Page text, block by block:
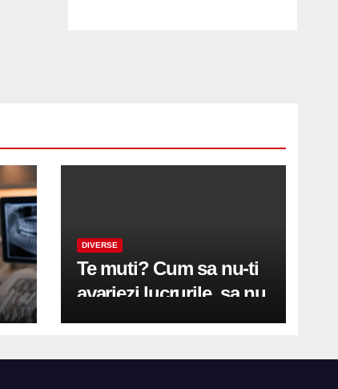
DIVERSE
Te muti? Cum sa nu-ti
avariezi lucrurile, sa nu
zgarii podeaua sau sa